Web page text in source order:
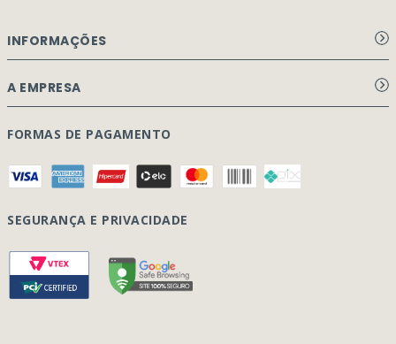
INFORMAÇÕES
Aviso de privacidade Dex Peças
Perguntas Frequentes
Formulário Garantia/Devolução
Rastreamento de pedidos
Vendas: (41) 3317-7470
A EMPRESA
Página Principal
Quem Somos
Onde Estamos
Contato
Blog
FORMAS DE PAGAMENTO
SEGURANÇA E PRIVACIDADE